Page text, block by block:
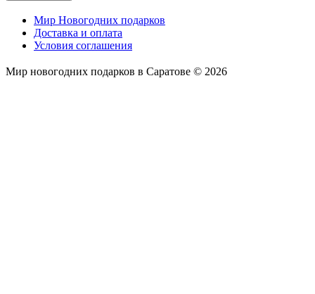
Мир Новогодних подарков
Доставка и оплата
Условия соглашения
Мир новогодних подарков в Саратове © 2026